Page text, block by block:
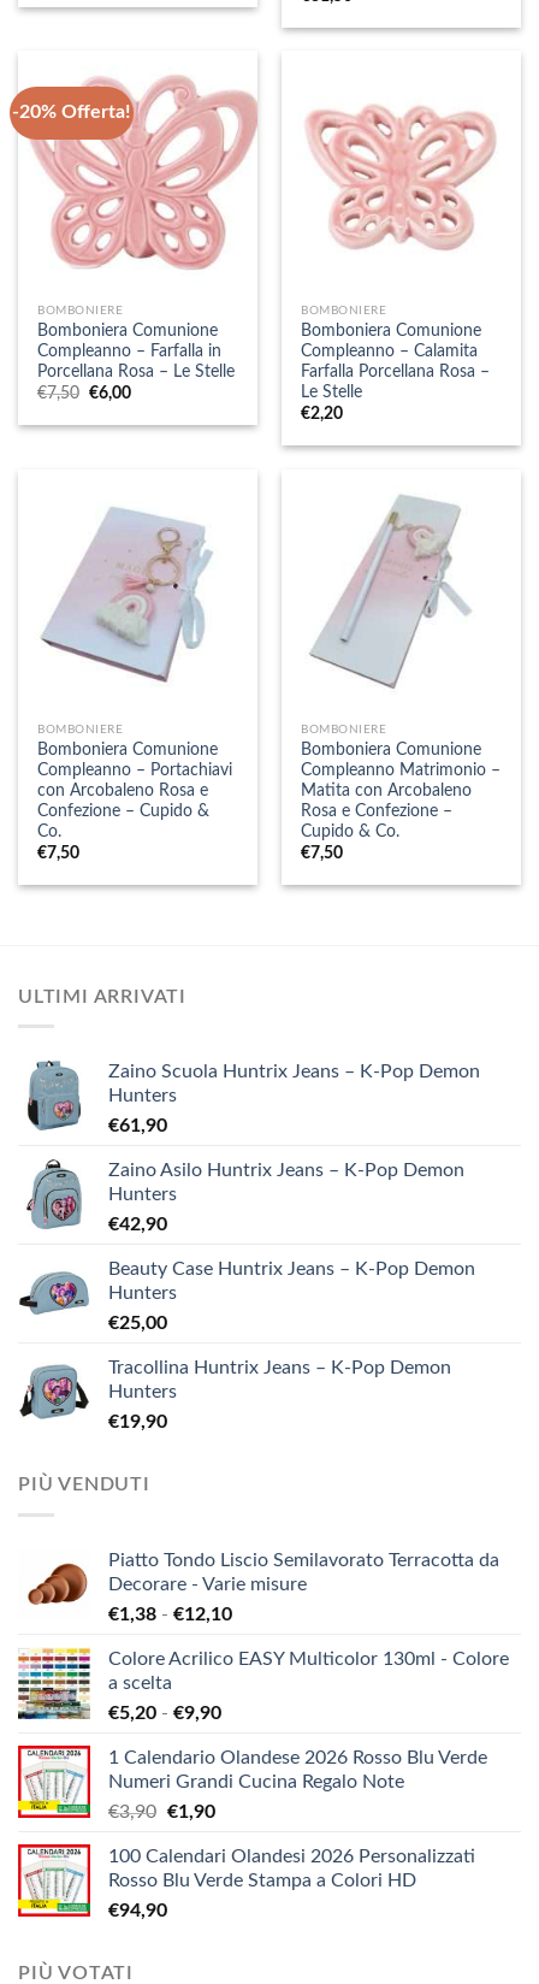
-20% Offerta!
BOMBONIERE
Bomboniera Comunione
Compleanno – Farfalla in
Porcellana Rosa – Le Stelle
€7,50 Il
originale
€6,00Il
attuale
BOMBONIERE
Bomboniera Comunione
Compleanno – Calamita
Farfalla Porcellana Rosa –
Le Stelle
€2,20
BOMBONIERE
Bomboniera Comunione
Compleanno – Portachiavi
con Arcobaleno Rosa e
Confezione – Cupido &
Co.
€7,50
BOMBONIERE
Bomboniera Comunione
Compleanno Matrimonio –
Matita con Arcobaleno
Rosa e Confezione –
Cupido & Co.
€7,50
ULTIMI ARRIVATI
Zaino Scuola Huntrix Jeans – K-Pop Demon
Hunters
€61,90
Zaino Asilo Huntrix Jeans – K-Pop Demon
Hunters
€42,90
Beauty Case Huntrix Jeans – K-Pop Demon
Hunters
€25,00
Tracollina Huntrix Jeans – K-Pop Demon
Hunters
€19,90
PIÙ VENDUTI
Piatto Tondo Liscio Semilavorato Terracotta da
Decorare - Varie misure
€1,38 - €12,10Fascia
prezzo:
€12,10
Colore Acrilico EASY Multicolor 130ml - Colore
a scelta
€5,20 - €9,90Fascia
prezzo:
da
€9,90
1 Calendario Olandese 2026 Rosso Blu Verde
Numeri Grandi Cucina Regalo Note
€3,90 Il
originale
era:
€3,90.
€1,90Il
attuale
è:
100 Calendari Olandesi 2026 Personalizzati
Rosso Blu Verde Stampa a Colori HD
€94,90
PIÙ VOTATI